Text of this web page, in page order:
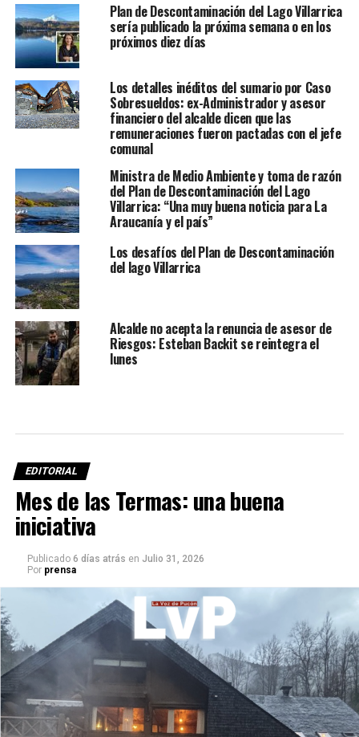
Plan de Descontaminación del Lago Villarrica
sería publicado la próxima semana o en los
próximos diez días
Los detalles inéditos del sumario por Caso
Sobresueldos: ex-Administrador y asesor
financiero del alcalde dicen que las
remuneraciones fueron pactadas con el jefe
comunal
Ministra de Medio Ambiente y toma de razón
del Plan de Descontaminación del Lago
Villarrica: “Una muy buena noticia para La
Araucanía y el país”
Los desafíos del Plan de Descontaminación
del lago Villarrica
Alcalde no acepta la renuncia de asesor de
Riesgos: Esteban Backit se reintegra el
lunes
EDITORIAL
Mes de las Termas: una buena
iniciativa
Publicado 6 días atrás en Julio 31, 2026
Por prensa